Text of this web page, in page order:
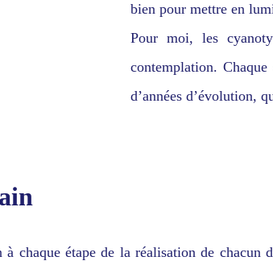
bien pour mettre en
Pour moi, les
contemplation.
d’années d’évolution,
à chaque étape de la réalisation de